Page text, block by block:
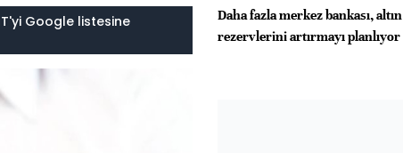
Google listesine
Daha fazla merkez bankası, altın
rezervlerini artırmayı planlıyor